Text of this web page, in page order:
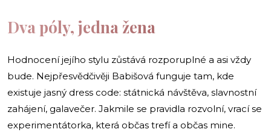
Dva póly, jedna žena
Hodnocení jejího stylu zůstává rozporuplné a asi vždy
bude. Nejpřesvědčivěji Babišová funguje tam, kde
existuje jasný dress code: státnická návštěva, slavnostní
zahájení, galavečer. Jakmile se pravidla rozvolní, vrací se
experimentátorka, která občas trefí a občas mine.